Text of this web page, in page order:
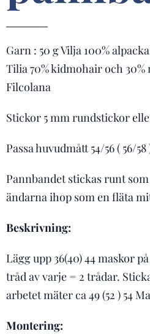
Garn : 50 g Vilja 100%
Tilia 70% kidmohair och
Filcolana
Stickor 5 mm rundstickor
Passa huvudmått 54/56 ( 56/58
Pannbandet stickas runt
ändarna ihop som en fläta
Beskrivning:
Lägg upp 36(40) 44 maskor
tråd av varje = 2 trådar.
arbetet mäter ca 49 (52 ) 54
Montering: